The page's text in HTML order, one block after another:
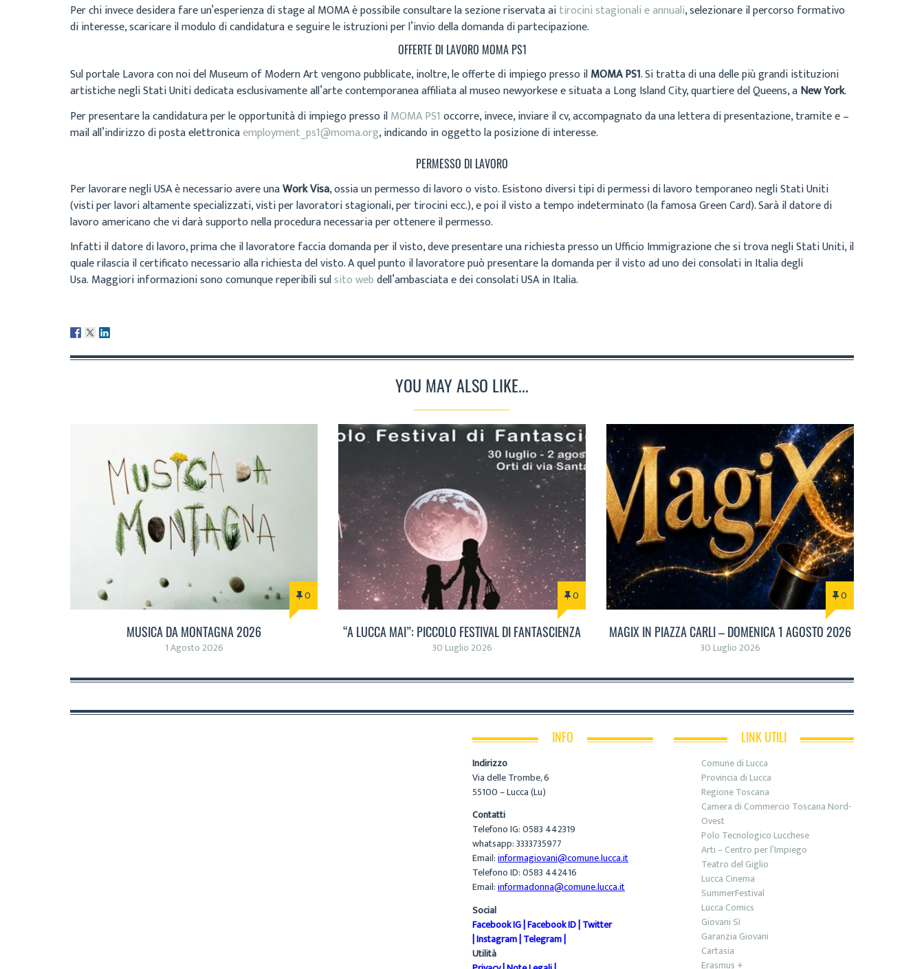
Per chi invece desidera fare un’esperienza di stage al MOMA è possibile consultare la sezione riservata aitirocini stagionali e annuali, selezionare il percorso formativo
di interesse, scaricare il modulo di candidatura e seguire le istruzioni per l’invio della domanda di partecipazione.
OFFERTE DI LAVORO MOMA PS1
Sul portale Lavora con noi del Museum of Modern Art vengono pubblicate, inoltre, le offerte di impiego presso ilMOMA PS1. Si tratta di una delle più grandi istituzioni
artistiche negli Stati Uniti dedicata esclusivamente all’arte contemporanea affiliata al museo newyorkese e situata a Long Island City, quartiere del Queens, aNew York.
Per presentare la candidatura per le opportunità di impiego presso ilMOMA PS1 occorre, invece, inviare il cv, accompagnato da una lettera di presentazione, tramite e –
mail all’indirizzo di posta elettronicaemployment_ps1@moma.org, indicando in oggetto la posizione di interesse.
PERMESSO DI LAVORO
Per lavorare negli USA è necessario avere unaWork Visa, ossia un permesso di lavoro o visto. Esistono diversi tipi di permessi di lavoro temporaneo negli Stati Uniti
(visti per lavori altamente specializzati, visti per lavoratori stagionali, per tirocini ecc.), e poi il visto a tempo indeterminato (la famosa Green Card). Sarà il datore di
lavoro americano che vi darà supporto nella procedura necessaria per ottenere il permesso.
Infatti il datore di lavoro, prima che il lavoratore faccia domanda per il visto, deve presentare una richiesta presso un Ufficio Immigrazione che si trova negli Stati Uniti, il
quale rilascia il certificato necessario alla richiesta del visto. A quel punto il lavoratore può presentare la domanda per il visto ad uno dei consolati in Italia degli
Usa. Maggiori informazioni sono comunque reperibili sulsito webdell’ambasciata e dei consolati USA in Italia.
YOU MAY ALSO LIKE...
0
MUSICA DA MONTAGNA 2026
1 Agosto 2026
0
“A LUCCA MAI”: PICCOLO FESTIVAL DI FANTASCIENZA
30 Luglio 2026
0
MAGIX IN PIAZZA CARLI – DOMENICA 1 AGOSTO 2026
30 Luglio 2026
INFO
Indirizzo
Via delle Trombe, 6
55100 – Lucca (Lu)
Contatti
Telefono IG: 0583 442319
whatsapp: 3333735977
Email:informagiovani@comune.lucca.it
Telefono ID: 0583 442416
Email:informadonna@comune.lucca.it
Social
Facebook IG|Facebook ID|Twitter
|Instagram|Telegram|
Utilità
LINK UTILI
Comune di Lucca
Provincia di Lucca
Regione Toscana
Camera di Commercio Toscana Nord-
Ovest
Polo Tecnologico Lucchese
Arti – Centro per l’Impiego
Teatro del Giglio
Lucca Cinema
SummerFestival
Lucca Comics
Giovani Sì
Garanzia Giovani
Cartasia
Erasmus +